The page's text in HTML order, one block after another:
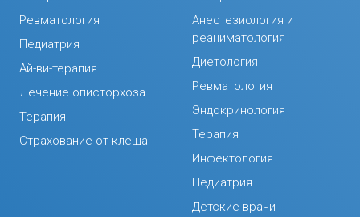
Ревматология
Педиатрия
Ай-ви-терапия
Лечение описторхоза
Терапия
Страхование от клеща
Анестезиология и
реаниматология
Диетология
Ревматология
Эндокринология
Терапия
Инфектология
Педиатрия
Детские врачи